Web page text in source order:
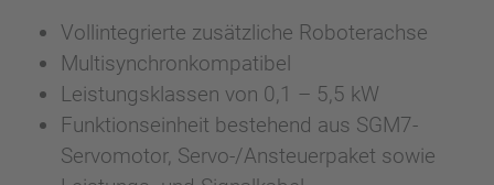
Vollintegrierte zusätzliche Roboterachse
Multisynchronkompatibel
Leistungsklassen von 0,1 – 5,5 kW
Funktionseinheit bestehend aus SGM7-
Servomotor, Servo-/Ansteuerpaket sowie